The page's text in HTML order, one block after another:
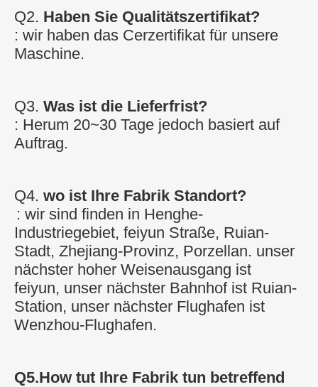
Q2. Haben Sie Qualitätszertifikat?
: wir haben das Cerzertifikat für unsere
Maschine.
Q3. Was ist die Lieferfrist?
: Herum 20~30 Tage jedoch basiert auf
Auftrag.
Q4. wo ist Ihre Fabrik Standort?
: wir sind finden in Henghe-
Industriegebiet, feiyun Straße, Ruian-
Stadt, Zhejiang-Provinz, Porzellan. unser
nächster hoher Weisenausgang ist
feiyun, unser nächster Bahnhof ist Ruian-
Station, unser nächster Flughafen ist
Wenzhou-Flughafen.
Q5.How tut Ihre Fabrik tun betreffend